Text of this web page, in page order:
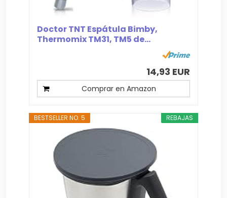
Doctor TNT Espátula Bimby,
Thermomix TM31, TM5 de...
14,93 EUR
Comprar en Amazon
REBAJAS
BESTSELLER NO. 5